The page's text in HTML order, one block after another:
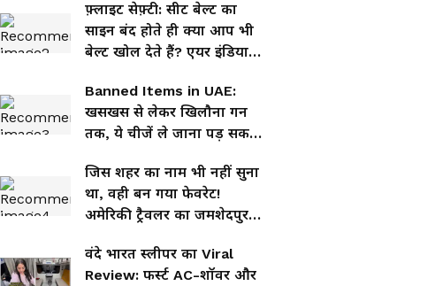
फ़्लाइट सेफ़्टी: सीट बेल्ट का
साइन बंद होते ही क्या आप भी
बेल्ट खोल देते हैं? एयर इंडिया
Banned Items in UAE:
खसखस से लेकर खिलौना गन
तक, ये चीजें ले जाना पड़ सकता
जिस शहर का नाम भी नहीं सुना
था, वही बन गया फेवरेट!
अमेरिकी ट्रैवलर का जमशेदपुर
वंदे भारत स्लीपर का Viral
Review: फर्स्ट AC-शॉवर और